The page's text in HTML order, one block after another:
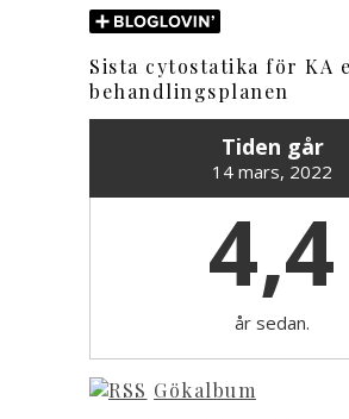
Sista cytostatika för KA
behandlingsplanen
Tiden går
14 mars, 2022
4,4
år sedan.
Gökalbum